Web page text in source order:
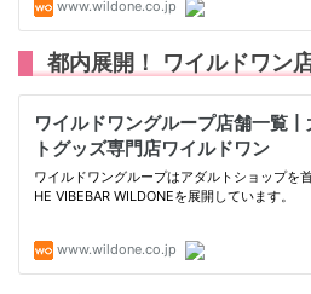
都内展開！ ワイルドワン